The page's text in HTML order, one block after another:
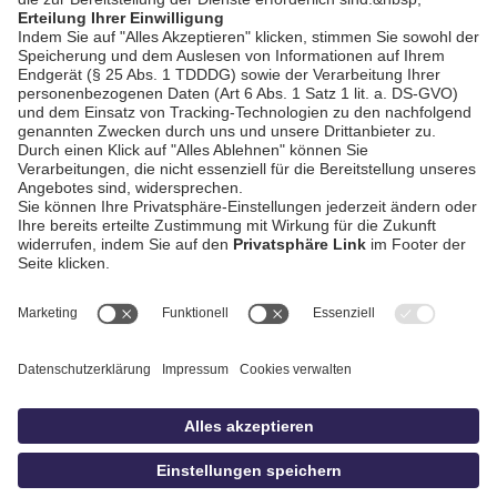
AGB / Gewinnspiele
Datenschutz
Impressum
idowa.de
Privatsphäre